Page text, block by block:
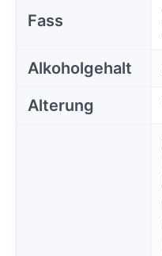
Fass
Alkoholgehalt
Alterung